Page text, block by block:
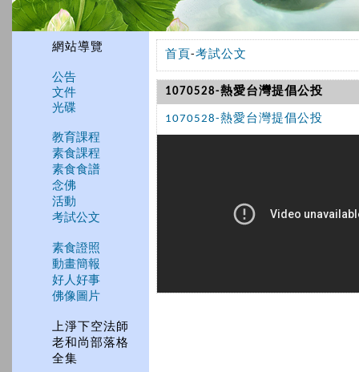
網站導覽
公告
文件
光碟
教育課程
素食課程
素食食譜
念佛
活動
考試公文
素食證照
動畫簡報
好人好事
佛像圖片
上淨下空法師
老和尚部落格
全集
首頁-考試公文
1070528-熱愛台灣提倡公投
1070528-熱愛台灣提倡公投